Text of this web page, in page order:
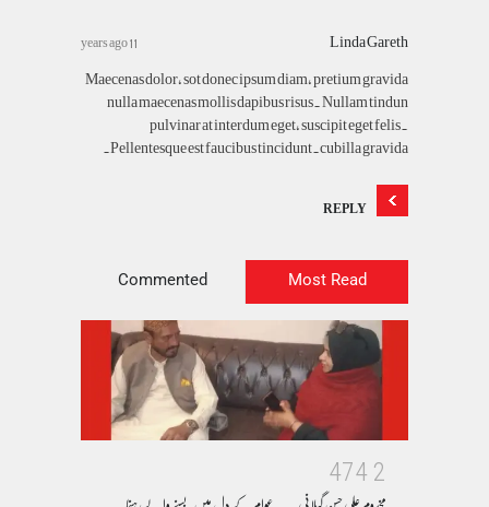
Linda Gareth
11 years ago
Maecenas dolor, sot donec ipsum diam, pretium gravida
nulla maecenas mollis dapibus risus. Nullam tindun
pulvinar at interdum eget, suscipit eget felis.
Pellentesque est faucibus tincidunt.cubilla gravida.
REPLY
Most Read
Commented
2
4
7
4